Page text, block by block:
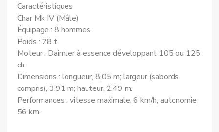
Caractéristiques
Char Mk IV (Mâle)
Équipage : 8 hommes.
Poids : 28 t.
Moteur : Daimler à essence développant 105 ou 125
ch.
Dimensions : longueur, 8,05 m; largeur (sabords
compris), 3,91 m; hauteur, 2,49 m.
Performances : vitesse maximale, 6 km/h; autonomie,
56 km.